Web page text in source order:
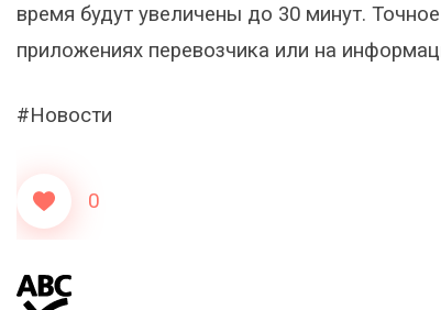
время будут увеличены до 30 минут.
приложениях перевозчика или на
#Новости
0